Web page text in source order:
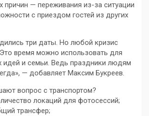
причин — переживания из-за ситуации
с приездом гостей из других
три даты. Но любой кризис
Это время можно использовать для
идей и семьи. Ведь праздники людям
— добавляет Максим Букреев.
вопрос с транспортом?
локаций для фотосессий;
трансфер;